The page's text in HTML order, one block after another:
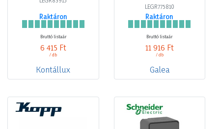
Raktáron
Bruttó listaár
6 415 Ft
/ db
Kontállux
LEGR775810
Raktáron
Bruttó listaár
11 916 Ft
/ db
Galea